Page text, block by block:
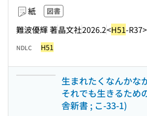
紙 図書
難波優輝 著晶文社2026.2<H51-R37>
NDLC H51
生まれたくなんかな
それでも生きるため
舎新書 ; こ-33-1)